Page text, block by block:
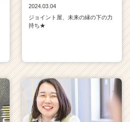
2024.03.04
ジョイント屋、未来の縁の下の力
持ち★